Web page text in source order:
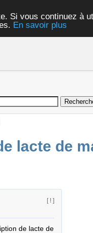
Si vous continuez à
En savoir plus
lacte de
[ ! ]
de lacte de